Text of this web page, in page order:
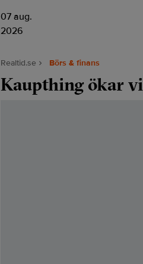
07 aug.
2026
Realtid.se Börs & finans
Kaupthing ökar